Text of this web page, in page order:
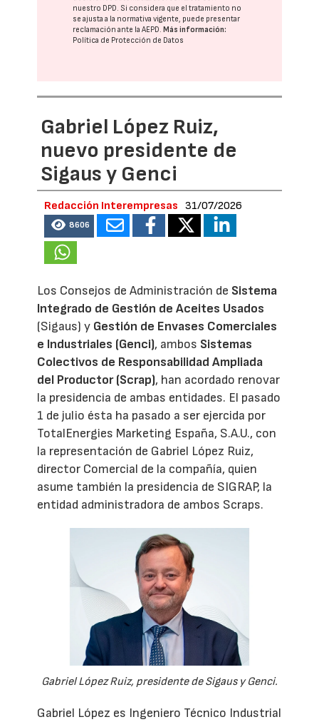
nuestro DPD. Si considera que el tratamiento no
se ajusta a la normativa vigente, puede presentar
reclamación ante laAEPD.Más información:
Política de Protección de Datos
Gabriel López Ruiz,
nuevo presidente de
Sigaus y Genci
Redacción Interempresas 31/07/2026
8606
Los Consejos de Administración de Sistema
Integrado de Gestión de Aceites Usados
(Sigaus) y Gestión de Envases Comerciales
e Industriales (Genci), ambos Sistemas
Colectivos de Responsabilidad Ampliada
del Productor (Scrap), han acordado renovar
la presidencia de ambas entidades. El pasado
1 de julio ésta ha pasado a ser ejercida por
TotalEnergies Marketing España, S.A.U., con
la representación de Gabriel López Ruiz,
director Comercial de la compañía, quien
asume también la presidencia de SIGRAP, la
entidad administradora de ambos Scraps.
Gabriel López Ruiz, presidente de Sigaus y Genci.
Gabriel López es Ingeniero Técnico Industrial